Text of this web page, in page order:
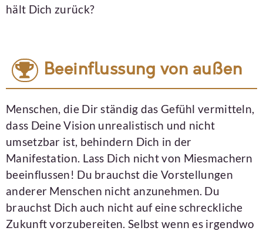
hält Dich zurück?
Beeinflussung von außen
Menschen, die Dir ständig das Gefühl vermitteln,
dass Deine Vision unrealistisch und nicht
umsetzbar ist, behindern Dich in der
Manifestation. Lass Dich nicht von Miesmachern
beeinflussen! Du brauchst die Vorstellungen
anderer Menschen nicht anzunehmen. Du
brauchst Dich auch nicht auf eine schreckliche
Zukunft vorzubereiten. Selbst wenn es irgendwo